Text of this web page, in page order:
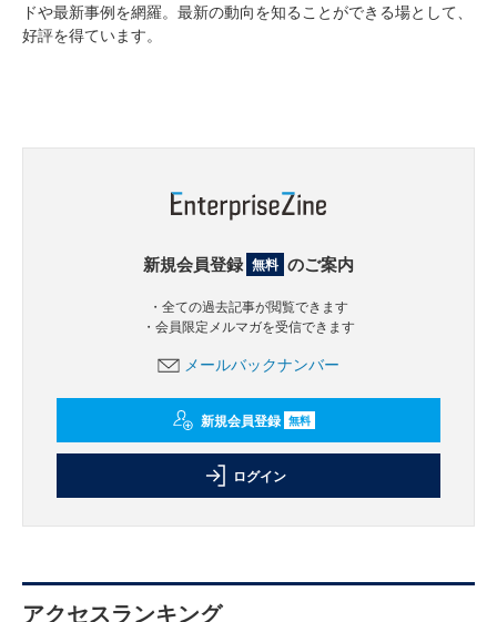
ドや最新事例を網羅。最新の動向を知ることができる場として、
好評を得ています。
新規会員登録 無料 のご案内
・全ての過去記事が閲覧できます
・会員限定メルマガを受信できます
メールバックナンバー
新規会員登録 無料
ログイン
アクセスランキング